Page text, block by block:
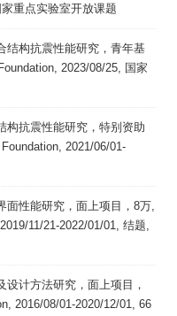
重点实验室开放课题
结构抗震性能研究，青年基
2023/08/25, 国家
构抗震性能研究，特别资助
2021/06/01-
面性能研究，面上项目，8万,
11/21-2022/01/01, 结题,
计方法研究，面上项目，
2016/08/01-2020/12/01, 66